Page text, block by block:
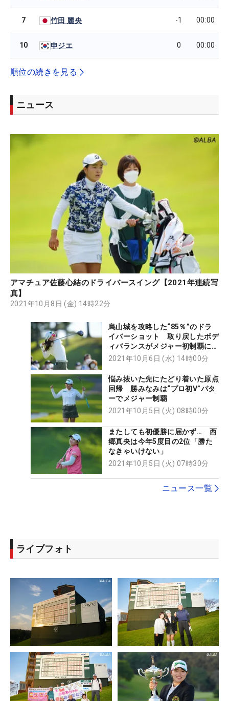
7 竹田 麗央 -1 00:00
10 申ジエ 0 00:00
順位の続きを見る
ニュース
アマチュア佐藤心結のドライバースイング【2021年連続写
真】
2021年10月8日 (金) 14時22分
烏山城を攻略した“85％”のドラ
イバーショット 取り戻したボデ
ィバランスがメジャー初制覇につ
ながった【辻にぃ見聞】
2021年10月6日 (水) 14時00分
悩み抜いた先にたどり着いた原点
回帰 勝みなみは“プロ初V”パタ
ーでメジャー制覇
2021年10月5日 (火) 08時00分
またしても初優勝に届かず… 西
郷真央は今年5度目の2位「勝た
なきゃいけない」
2021年10月5日 (火) 07時30分
ニュース一覧
ライブフォト